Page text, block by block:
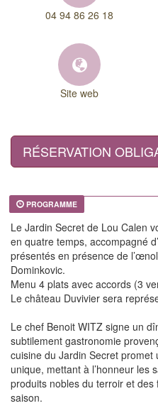
04 94 86 26 18
Site web
RÉSERVATION
PROGRAMME
Le Jardin Secret de Lou Calen
en quatre temps, accompagné
présentés en présence de
Dominkovic.
Menu 4 plats avec accords (3
Le château Duvivier sera
Le chef Benoit WITZ signe un
subtilement gastronomie
cuisine du Jardin Secret
unique, mettant à l’honneur les
produits nobles du terroir et
saison.